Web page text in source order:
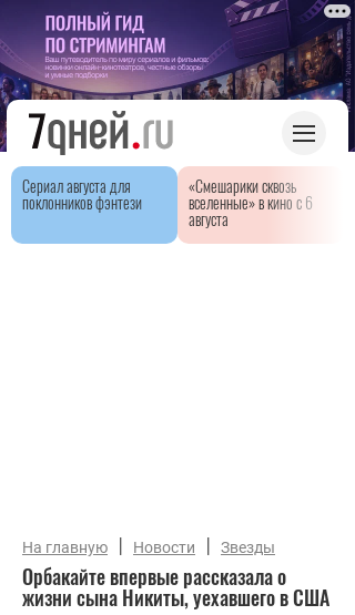
Сериал августа для
поклонников фэнтези
«Смешарики сквозь
вселенные» в кино с 6
августа
На главную | Новости | Звезды
Орбакайте впервые рассказала о
жизни сына Никиты, уехавшего в США